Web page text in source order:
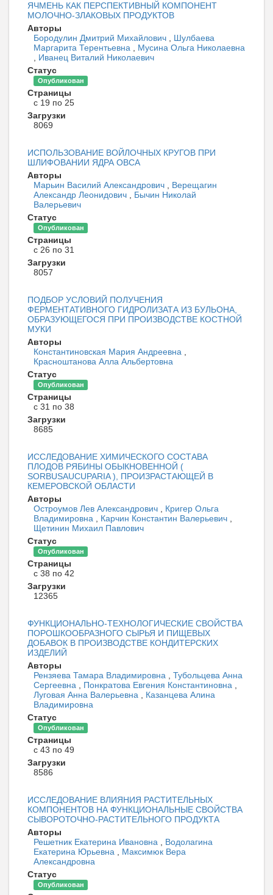
ЯЧМЕНЬ КАК ПЕРСПЕКТИВНЫЙ КОМПОНЕНТ
МОЛОЧНО-ЗЛАКОВЫХ ПРОДУКТОВ
Авторы
Бородулин Дмитрий Михайлович
Шулбаева
Маргарита Терентьевна
Мусина Ольга Николаевна
Иванец Виталий Николаевич
Статус
Опубликован
Страницы
с 19 по 25
Загрузки
8069
ИСПОЛЬЗОВАНИЕ ВОЙЛОЧНЫХ КРУГОВ ПРИ
ШЛИФОВАНИИ ЯДРА ОВСА
Авторы
Марьин Василий Александрович
Верещагин
Александр Леонидович
Бычин Николай
Валерьевич
Статус
Опубликован
Страницы
с 26 по 31
Загрузки
8057
ПОДБОР УСЛОВИЙ ПОЛУЧЕНИЯ
ФЕРМЕНТАТИВНОГО ГИДРОЛИЗАТА ИЗ БУЛЬОНА,
ОБРАЗУЮЩЕГОСЯ ПРИ ПРОИЗВОДСТВЕ КОСТНОЙ
МУКИ
Авторы
Константиновская Мария Андреевна
Красноштанова Алла Альбертовна
Статус
Опубликован
Страницы
с 31 по 38
Загрузки
8685
ИССЛЕДОВАНИЕ ХИМИЧЕСКОГО СОСТАВА
ПЛОДОВ РЯБИНЫ ОБЫКНОВЕННОЙ (
SORBUSAUCUPARIA ), ПРОИЗРАСТАЮЩЕЙ В
КЕМЕРОВСКОЙ ОБЛАСТИ
Авторы
Остроумов Лев Александрович
Кригер Ольга
Владимировна
Карчин Константин Валерьевич
Щетинин Михаил Павлович
Статус
Опубликован
Страницы
с 38 по 42
Загрузки
12365
ФУНКЦИОНАЛЬНО-ТЕХНОЛОГИЧЕСКИЕ СВОЙСТВА
ПОРОШКООБРАЗНОГО СЫРЬЯ И ПИЩЕВЫХ
ДОБАВОК В ПРОИЗВОДСТВЕ КОНДИТЕРСКИХ
ИЗДЕЛИЙ
Авторы
Рензяева Тамара Владимировна
Тубольцева Анна
Сергеевна
Понкратова Евгения Константиновна
Луговая Анна Валерьевна
Казанцева Алина
Владимировна
Статус
Опубликован
Страницы
с 43 по 49
Загрузки
8586
ИССЛЕДОВАНИЕ ВЛИЯНИЯ РАСТИТЕЛЬНЫХ
КОМПОНЕНТОВ НА ФУНКЦИОНАЛЬНЫЕ СВОЙСТВА
СЫВОРОТОЧНО-РАСТИТЕЛЬНОГО ПРОДУКТА
Авторы
Решетник Екатерина Ивановна
Водолагина
Екатерина Юрьевна
Максимюк Вера
Александровна
Статус
Опубликован